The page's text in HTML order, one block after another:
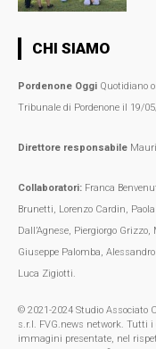
CHI SIAMO
Pordenone Oggi Quotidiano
Tribunale di Pordenone il 19/
Direttore responsabile
Collaboratori: Franca
Brunetti, Lorenzo Cardin,
Dall’Agnese, Piergiorgo
Giuseppe Palomba,
Luca Zigiotti.
© 2021-2024 Studio Associato
s.r.l. FVG.news network. Tutti
immagini presentate, nel